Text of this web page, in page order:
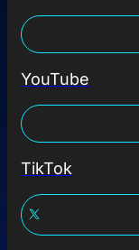
YouTube
TikTok